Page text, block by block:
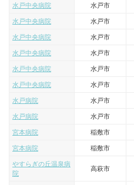
水戸中央病院 水戸市
水戸中央病院 水戸市
水戸中央病院 水戸市
水戸中央病院 水戸市
水戸中央病院 水戸市
水戸中央病院 水戸市
水戸病院 水戸市
水戸病院 水戸市
宮本病院 稲敷市
宮本病院 稲敷市
やすらぎの丘温泉病
院
高萩市